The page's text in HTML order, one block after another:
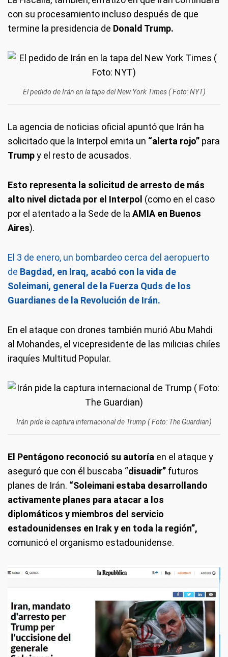
con su procesamiento incluso después de que
termine la presidencia de Donald Trump.
El pedido de Irán en la tapa del New York Times ( Foto: NYT)
La agencia de noticias oficial apuntó que Irán ha
solicitado que la Interpol emita un “alerta rojo” para
Trumpy el resto de acusados.
Esto representa la solicitud de arresto de más
alto nivel dictada por el Interpol (como en el caso
por el atentado a la Sede de la AMIA en Buenos
Aires).
El 3 de enero, un bombardeo cerca del aeropuerto
de Bagdad, en Iraq, acabó con la vida de
Soleimani, general de la Fuerza Quds de los
Guardianes de la Revolución de Irán.
En el ataque con drones también murió Abu Mahdi
al Mohandes, el vicepresidente de las milicias chiíes
iraquíes Multitud Popular.
Irán pide la captura internacional de Trump ( Foto: The Guardian)
El Pentágono reconoció su autoría en el ataque y
aseguró que con él buscaba “disuadir” futuros
planes de Irán. “Soleimani estaba desarrollando
activamente planes para atacar a los
diplomáticos y miembros del servicio
estadounidenses en Irak y en toda la región”,
comunicó el organismo estadounidense.